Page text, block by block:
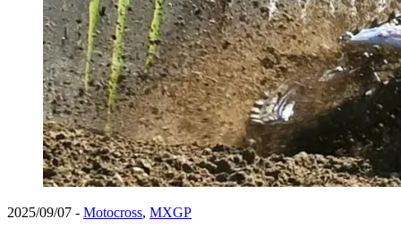
2025/09/07 - Motocross, MXGP